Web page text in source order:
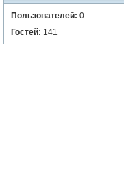
Пользователей: 0
Гостей: 141